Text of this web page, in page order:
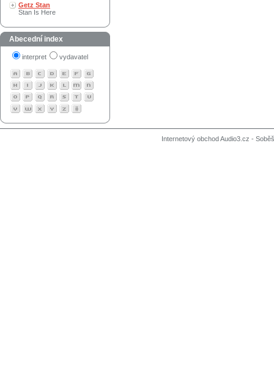
Getz Stan
Stan Is Here
Abecední index
interpret vydavatel
Internetový obchod Audio3.cz -